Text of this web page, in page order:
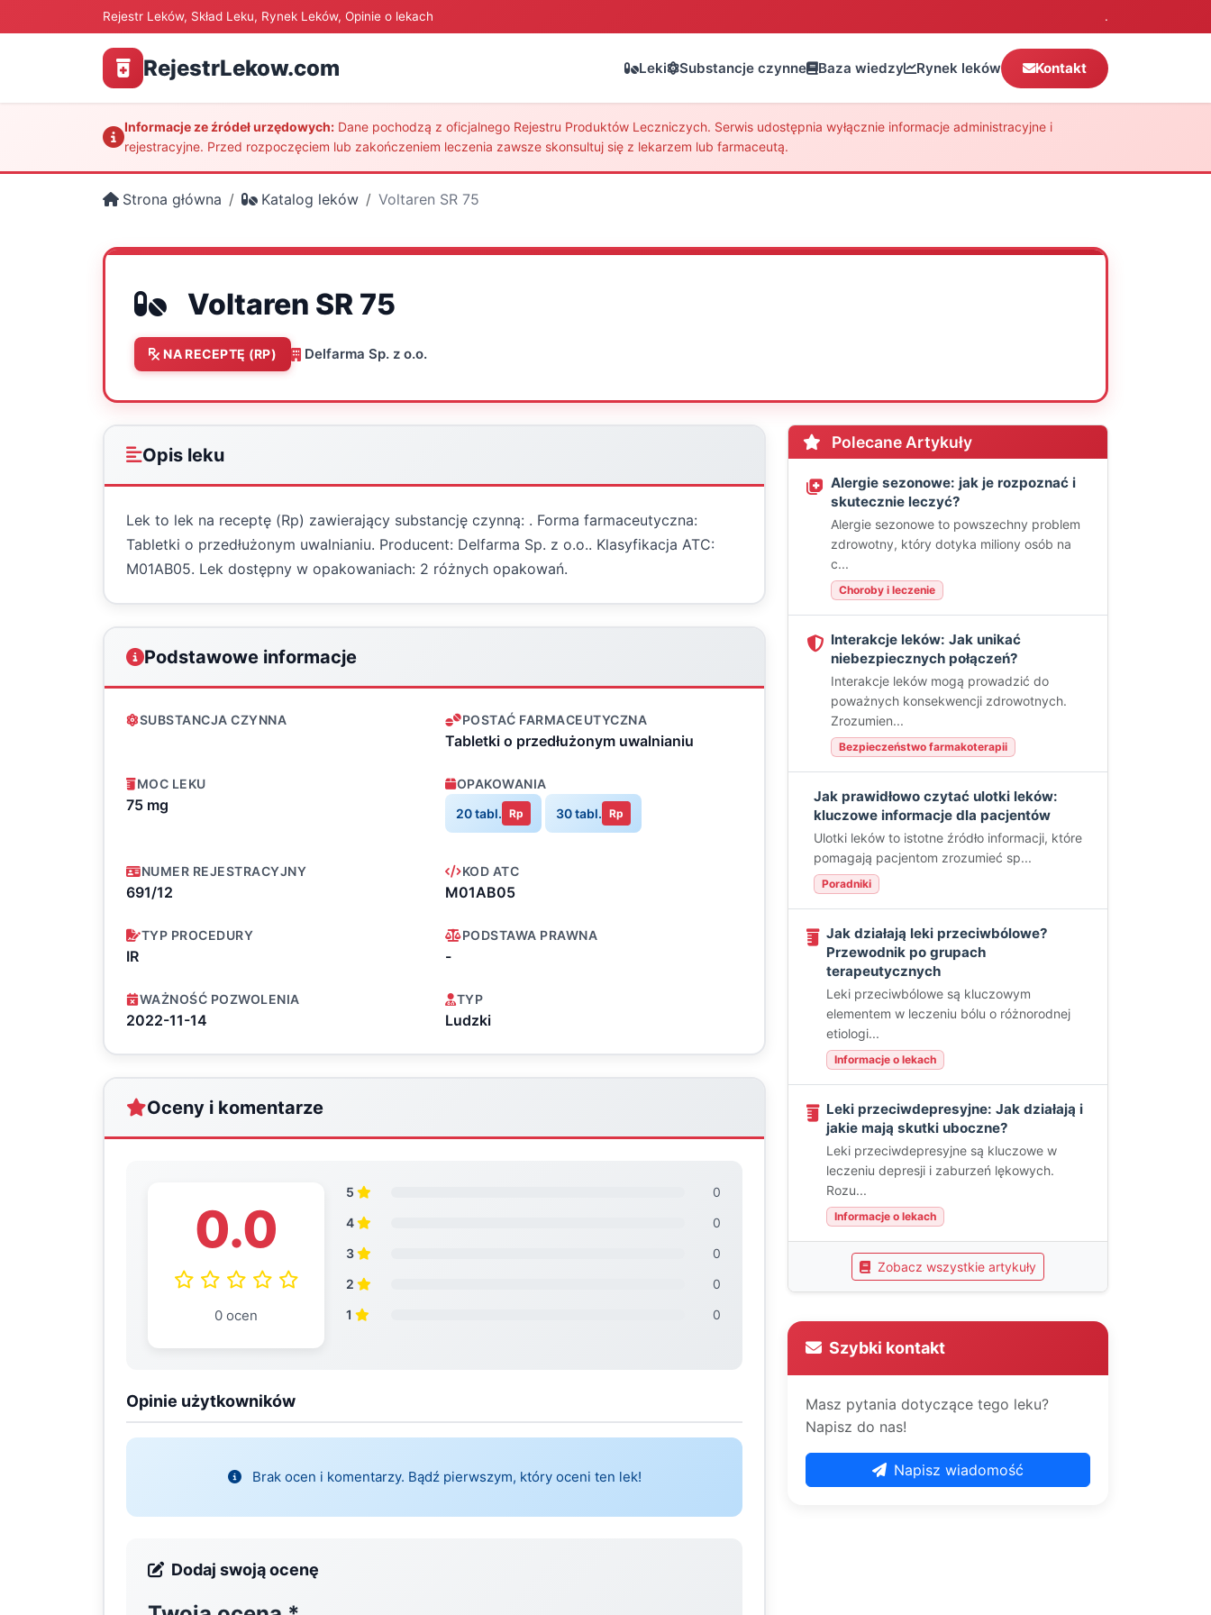
Rejestr Leków, Skład Leku, Rynek Leków, Opinie o lekach .
RejestrLekow.com Leki Substancje czynne Baza wiedzy Rynek leków Kontakt
Informacje ze źródeł urzędowych: Dane pochodzą z oficjalnego Rejestru Produktów Leczniczych. Serwis udostępnia wyłącznie informacje administracyjne i
rejestracyjne. Przed rozpoczęciem lub zakończeniem leczenia zawsze skonsultuj się z lekarzem lub farmaceutą.
Strona główna Katalog leków Voltaren SR 75
Voltaren SR 75
NA RECEPTĘ (RP) Delfarma Sp. z o.o.
Opis leku
Lek to lek na receptę (Rp) zawierający substancję czynną: . Forma farmaceutyczna:
Tabletki o przedłużonym uwalnianiu. Producent: Delfarma Sp. z o.o.. Klasyfikacja ATC:
M01AB05. Lek dostępny w opakowaniach: 2 różnych opakowań.
Podstawowe informacje
SUBSTANCJA CZYNNA POSTAĆ FARMACEUTYCZNA
Tabletki o przedłużonym uwalnianiu
MOC LEKU
75 mg
OPAKOWANIA
20 tabl. Rp 30 tabl. Rp
NUMER REJESTRACYJNY
691/12
KOD ATC
M01AB05
TYP PROCEDURY
IR
PODSTAWA PRAWNA
-
WAŻNOŚĆ POZWOLENIA
2022-11-14
TYP
Ludzki
Oceny i komentarze
0.0
0 ocen
5
0
4
0
3
0
2
0
1
0
Opinie użytkowników
Brak ocen i komentarzy. Bądź pierwszym, który oceni ten lek!
Dodaj swoją ocenę
Polecane Artykuły
Alergie sezonowe: jak je rozpoznać i
skutecznie leczyć?
Alergie sezonowe to powszechny problem
zdrowotny, który dotyka miliony osób na
c...
Choroby i leczenie
Interakcje leków: Jak unikać
niebezpiecznych połączeń?
Interakcje leków mogą prowadzić do
poważnych konsekwencji zdrowotnych.
Zrozumien...
Bezpieczeństwo farmakoterapii
Jak prawidłowo czytać ulotki leków:
kluczowe informacje dla pacjentów
Ulotki leków to istotne źródło informacji, które
pomagają pacjentom zrozumieć sp...
Poradniki
Jak działają leki przeciwbólowe?
Przewodnik po grupach
terapeutycznych
Leki przeciwbólowe są kluczowym
elementem w leczeniu bólu o różnorodnej
etiologi...
Informacje o lekach
Leki przeciwdepresyjne: Jak działają i
jakie mają skutki uboczne?
Leki przeciwdepresyjne są kluczowe w
leczeniu depresji i zaburzeń lękowych.
Rozu...
Informacje o lekach
Zobacz wszystkie artykuły
Szybki kontakt
Masz pytania dotyczące tego leku?
Napisz do nas!
Napisz wiadomość